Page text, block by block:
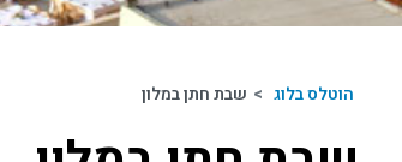
הוטלס בלוג > שבת חתן במלון